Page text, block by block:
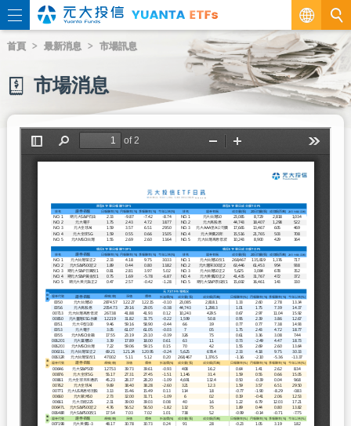
繁
EN
首頁 最新消息 市場訊息
市場消息